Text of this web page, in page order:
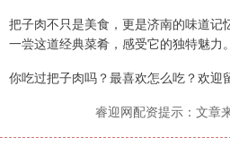
把子肉不只是美食，更是济南的味道记
一尝这道经典菜肴，感受它的独特魅力。
你吃过把子肉吗？最喜欢怎么吃？欢迎
睿迎网配资提示：文章